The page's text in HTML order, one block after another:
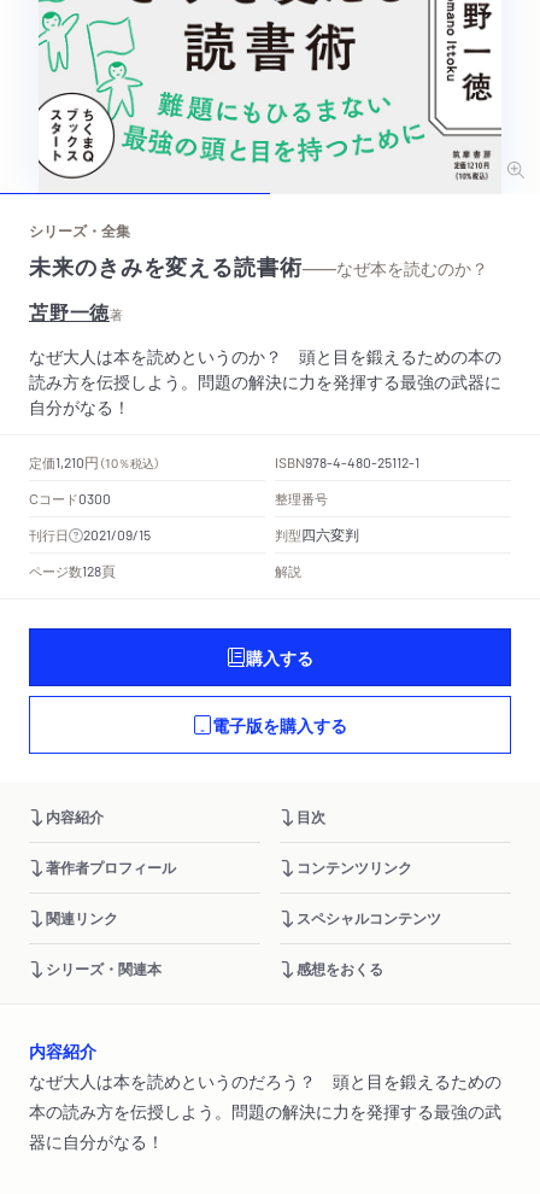
シリーズ・全集
未来のきみを変える読書術——なぜ本を読むのか？
苫野一徳著
なぜ大人は本を読めというのか？ 頭と目を鍛えるための本の
読み方を伝授しよう。問題の解決に力を発揮する最強の武器に
自分がなる！
定価1,210円 （10％税込） ISBN978-4-480-25112-1
Cコード0300
整理番号
刊行日
2021/09/15 判型四六変判
ページ数128頁 解説
購入する
電子版を購入する
内容紹介 目次
著作者プロフィール コンテンツリンク
関連リンク スペシャルコンテンツ
シリーズ・関連本 感想をおくる
内容紹介
なぜ大人は本を読めというのだろう？ 頭と目を鍛えるための
本の読み方を伝授しよう。問題の解決に力を発揮する最強の武
器に自分がなる！